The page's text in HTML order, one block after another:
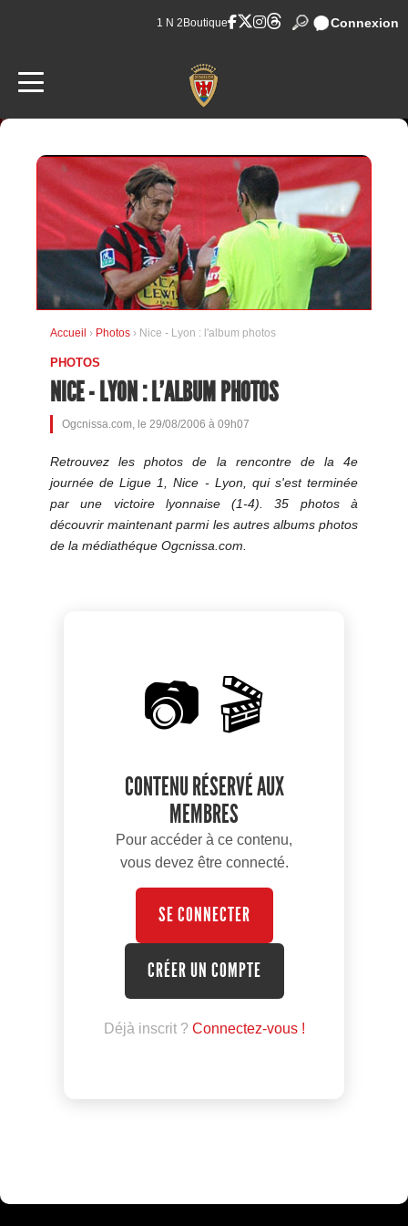
1 N 2 Boutique Connexion
Accueil › Photos › Nice - Lyon : l'album photos
PHOTOS
NICE - LYON : L'ALBUM PHOTOS
Ogcnissa.com, le 29/08/2006 à 09h07
Retrouvez les photos de la rencontre de la 4e
journée de Ligue 1, Nice - Lyon, qui s'est terminée
par une victoire lyonnaise (1-4). 35 photos à
découvrir maintenant parmi les autres albums photos
de la médiathéque Ogcnissa.com.
📷 🎬
CONTENU RÉSERVÉ AUX
MEMBRES
Pour accéder à ce contenu,
vous devez être connecté.
SE CONNECTER
CRÉER UN COMPTE
Déjà inscrit ? Connectez-vous !